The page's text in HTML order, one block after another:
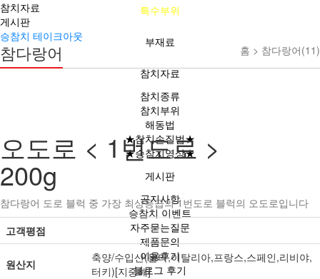
특수부위
부재료
참치자료
참치종류
참치부위
해동법
★참치손질법★
★승참치영상★
게시판
공지사항
승참치 이벤트
자주묻는질문
제품문의
이용후기
블로그 후기
참치자료
게시판
승참치 테이크아웃
홈 > 참다랑어(11)
참다랑어
오도로 < 1번도로 >
200g
참다랑어 도로 블럭 중 가장 최상등급의 1번도로 블럭의 오도로입니다
고객평점
원산지
축양/수입산(몰타,이탈리아,프랑스,스페인,리비야,
터키)[지중해]